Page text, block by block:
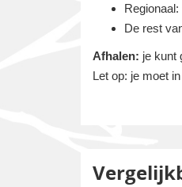
Regionaal:
De rest
Afhalen: je kunt
Let op: je moet